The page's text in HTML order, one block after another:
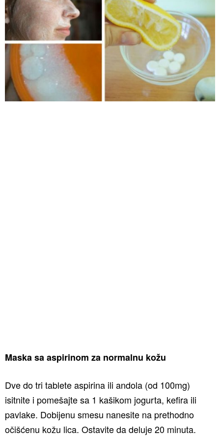
Maska sa aspirinom za normalnu kožu
Dve do tri tablete aspirina ili andola (od 100mg)
isitnite i pomešajte sa 1 kašikom jogurta, kefira ili
pavlake. Dobijenu smesu nanesite na prethodno
očišćenu kožu lica. Ostavite da deluje 20 minuta.